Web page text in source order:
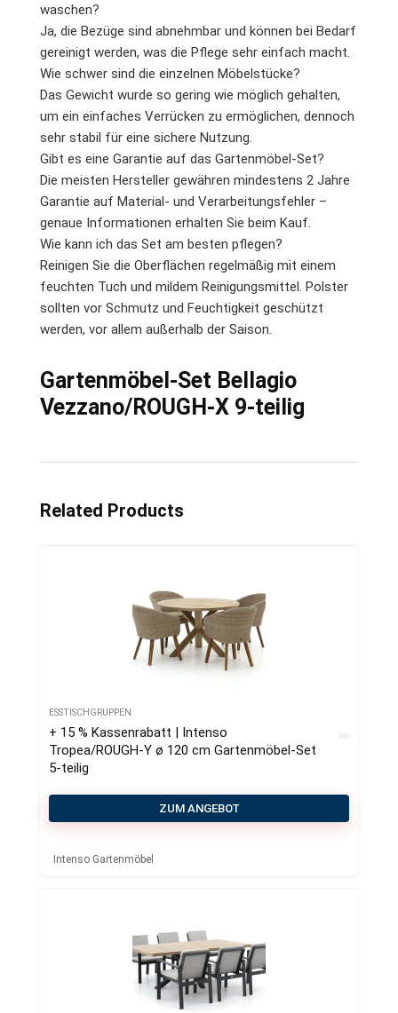
waschen?
Ja, die Bezüge sind abnehmbar und können bei Bedarf
gereinigt werden, was die Pflege sehr einfach macht.
Wie schwer sind die einzelnen Möbelstücke?
Das Gewicht wurde so gering wie möglich gehalten,
um ein einfaches Verrücken zu ermöglichen, dennoch
sehr stabil für eine sichere Nutzung.
Gibt es eine Garantie auf das Gartenmöbel-Set?
Die meisten Hersteller gewähren mindestens 2 Jahre
Garantie auf Material- und Verarbeitungsfehler –
genaue Informationen erhalten Sie beim Kauf.
Wie kann ich das Set am besten pflegen?
Reinigen Sie die Oberflächen regelmäßig mit einem
feuchten Tuch und mildem Reinigungsmittel. Polster
sollten vor Schmutz und Feuchtigkeit geschützt
werden, vor allem außerhalb der Saison.
Gartenmöbel-Set Bellagio
Vezzano/ROUGH-X 9-teilig
Related Products
ESSTISCHGRUPPEN
+ 15 % Kassenrabatt | Intenso
Tropea/ROUGH-Y ø 120 cm Gartenmöbel-Set
5-teilig
ZUM ANGEBOT
Intenso Gartenmöbel